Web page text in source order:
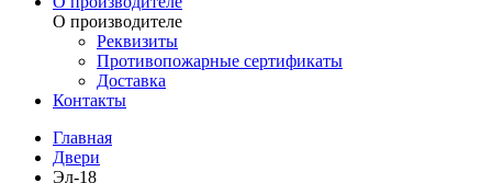
О производителе
Реквизиты
Противопожарные сертификаты
Доставка
Контакты
Главная
Двери
Эл-18